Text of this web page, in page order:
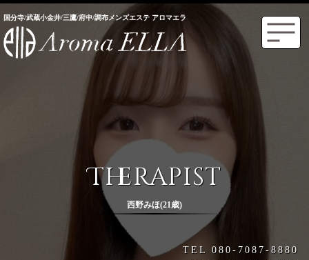
国分寺/武蔵小金井/三鷹/府中/調布メンズエステ アロマエラ
TEL 080-7087-8880
Therapist
西野みほ(21歳)